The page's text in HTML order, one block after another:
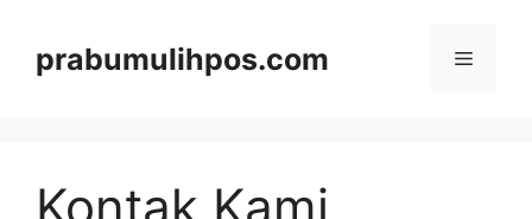
prabumulihpos.com Menu
Kontak Kami